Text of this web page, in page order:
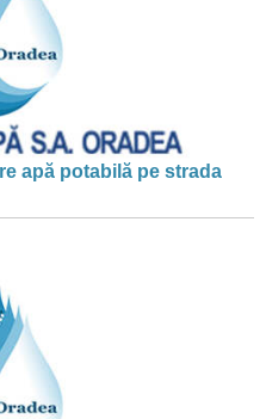
apă potabilă pe strada